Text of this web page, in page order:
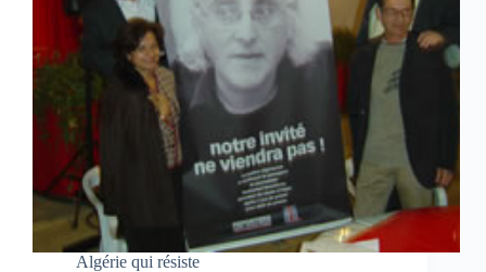
Algérie qui résiste